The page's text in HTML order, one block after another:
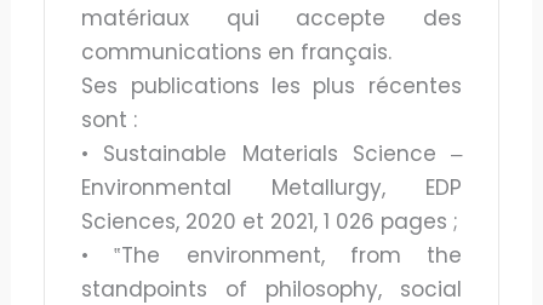
matériaux qui accepte des
communications en français.
Ses publications les plus récentes
sont :
• Sustainable Materials Science ‒
Environmental Metallurgy, EDP
Sciences, 2020 et 2021, 1 026 pages ;
• ‟The environment, from the
standpoints of philosophy, social